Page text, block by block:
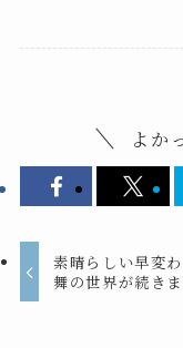
よか
素晴らしい早変
舞の世界が続き